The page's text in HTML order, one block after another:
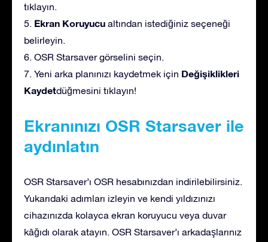
tıklayın.
5. Ekran Koruyucu altından istediğiniz seçeneği
belirleyin.
6. OSR Starsaver görselini seçin.
7. Yeni arka planınızı kaydetmek için Değişiklikleri
Kaydetdüğmesini tıklayın!
Ekranınızı OSR Starsaver ile
aydınlatın
OSR Starsaver’ı OSR hesabınızdan indirilebilirsiniz.
Yukarıdaki adımları izleyin ve kendi yıldızınızı
cihazınızda kolayca ekran koruyucu veya duvar
kâğıdı olarak atayın. OSR Starsaver’ı arkadaşlarınız